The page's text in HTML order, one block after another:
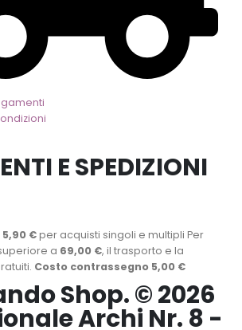
E SPEDIZIONI
5,90 €per acquisti singoli e multipli Per
a 69,00 €, il trasporto e la
Costo contrassegno 5,00 €
Shop. © 2026
Archi Nr. 8 -